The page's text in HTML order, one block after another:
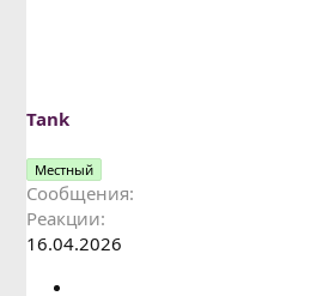
Tank
Местный
Сообщения
Реакции
16.04.2026